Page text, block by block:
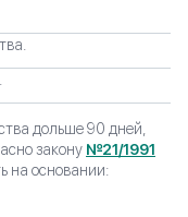
дольше 90 дней,
закону №21/1991
на основании: